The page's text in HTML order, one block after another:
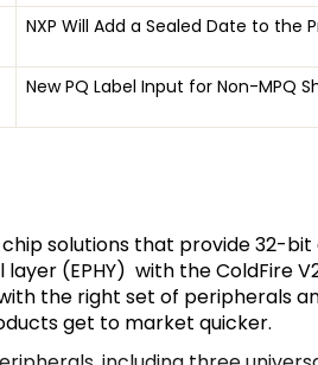
NXP Will Add a Sealed Date to the
New PQ Label Input for Non-MPQ
solutions that provide 32-
(EPHY) with the ColdFire
the right set of
get to market quicker.